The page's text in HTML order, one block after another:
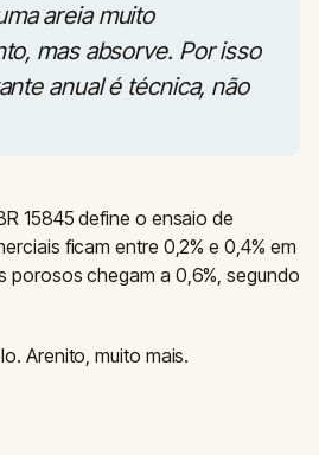
areia muito
mas absorve. Por isso
anual é técnica, não
15845 define o ensaio de
ficam entre 0,2% e 0,4% em
porosos chegam a 0,6%, segundo
Arenito, muito mais.